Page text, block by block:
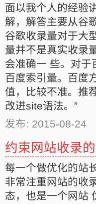
面以我个人的经验
解，解答主要从谷
谷歌收录量对于大
量并不是真实收录
会准确一 些。对于
百度索引量。百度
值，比较不准。推
改进site语法。”
发布: 2015-08-
约束网站收录
每一个做优化的站
非常注重网站的收
态，也是一个网站